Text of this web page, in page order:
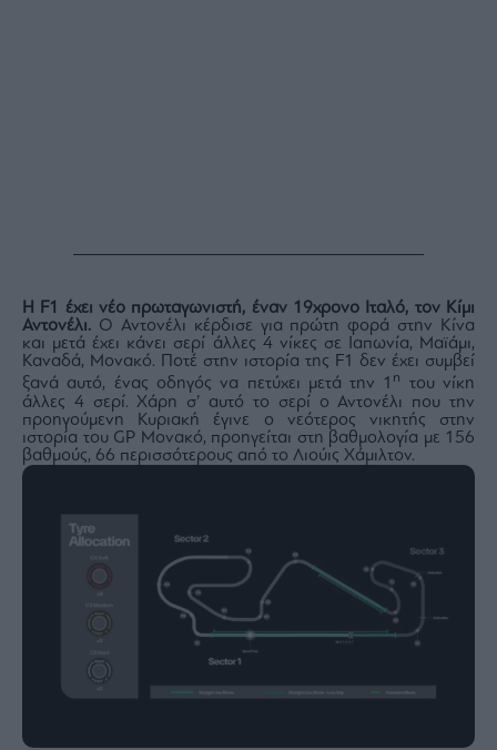
Η F1 έχει νέο πρωταγωνιστή, έναν 19χρονο Ιταλό, τον Κίμι
Αντονέλι. Ο Αντονέλι κέρδισε για πρώτη φορά στην Κίνα
και μετά έχει κάνει σερί άλλες 4 νίκες σε Ιαπωνία, Μαϊάμι,
Καναδά, Μονακό. Ποτέ στην ιστορία της F1 δεν έχει συμβεί
ξανά αυτό, ένας οδηγός να πετύχει μετά την 1 η
του νίκη
άλλες 4 σερί. Χάρη σ’ αυτό το σερί ο Αντονέλι που την
προηγούμενη Κυριακή έγινε ο νεότερος νικητής στην
ιστορία του GP Μονακό, προηγείται στη βαθμολογία με 156
βαθμούς, 66 περισσότερους από το Λιούις Χάμιλτον.